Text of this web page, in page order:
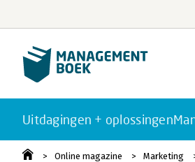
Uitdagingen + oplossingen
Online magazine Marketing